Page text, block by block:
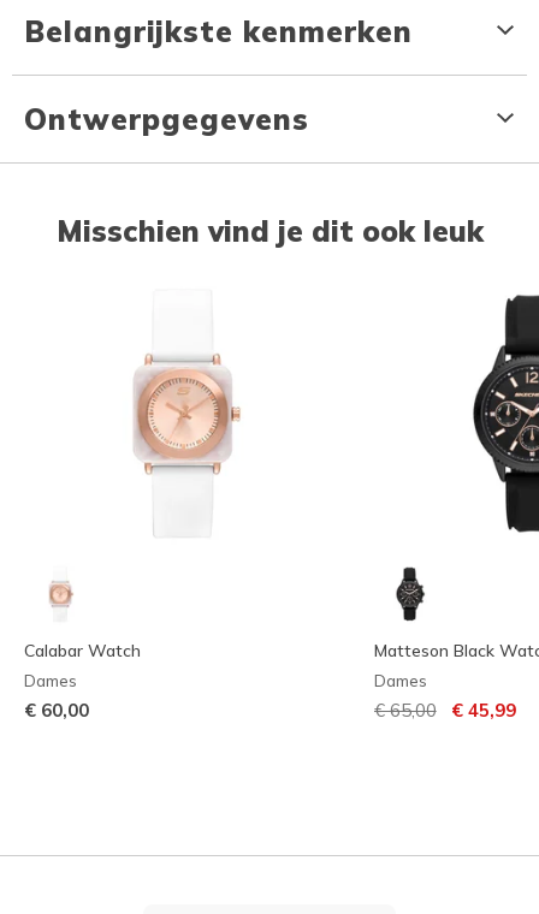
Belangrijkste kenmerken
Ontwerpgegevens
Misschien vind je dit ook leuk
Calabar Watch
Dames
€ 60,00
Matteson Black
Dames
Prijs verlaagd van
€ 65,00naar
€ 45,99